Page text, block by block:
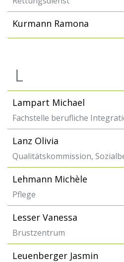
Kurmann Ramona
L
Lampart Michael
Fachstelle berufliche
Lanz Olivia
Qualitätskommission,
Lehmann Michèle
Pflege
Lesser Vanessa
Brustzentrum
Leuenberger Jasmin